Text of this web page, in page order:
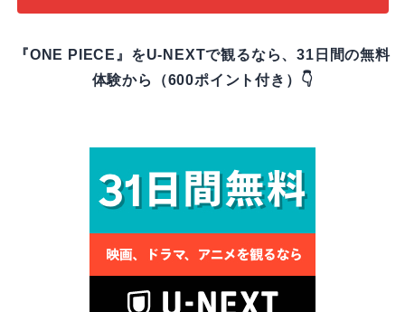
『ONE PIECE』をU-NEXTで観るなら、31日間の無料
体験から（600ポイント付き）👇